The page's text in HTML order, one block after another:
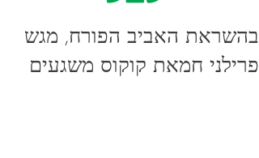
בהשראת האביב הפורח, מגש
פרילני חמאת קוקוס משגעים